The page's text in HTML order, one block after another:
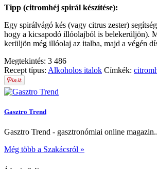
Tipp (citromhéj spirál készítése):
Egy spirálvágó kés (vagy citrus zester)
hogy a kicsapodó illóolajból is belekerüljön).
kerüljön még illóolaj az italba, majd a végén
Megtekintés: 3 486
Recept típus: Alkoholos italok Címkék:
Gasztro Trend
Gasztro Trend - gasztronómiai online magazin..
Még több a Szakácsról »